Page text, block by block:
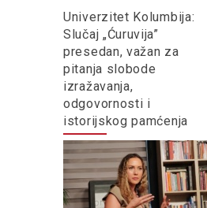
Univerzitet Kolumbija:
Slučaj „Ćuruvija”
presedan, važan za
pitanja slobode
izražavanja,
odgovornosti i
istorijskog pamćenja